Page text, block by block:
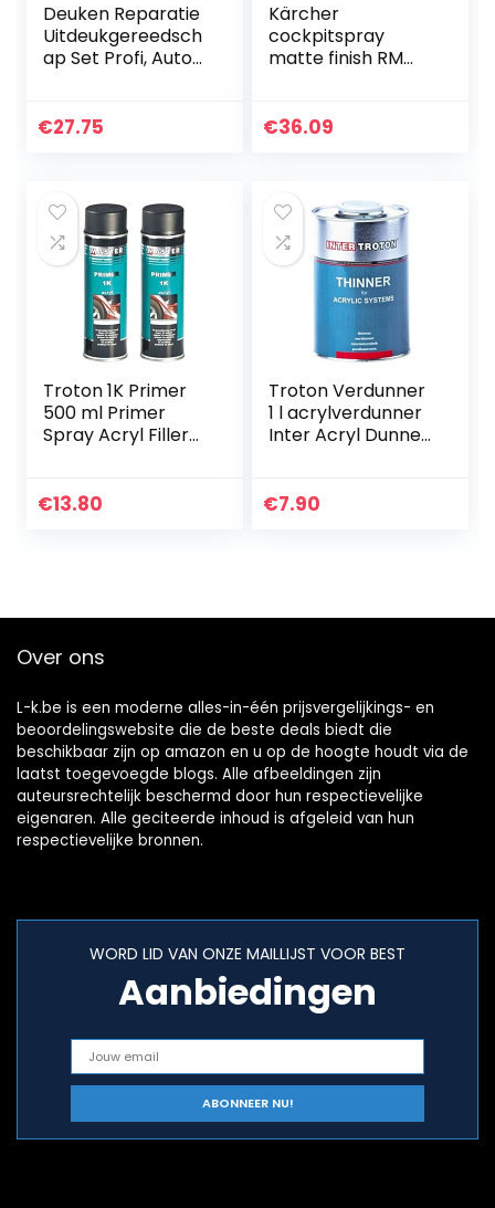
Deuken Reparatie
Uitdeukgereedsch
ap Set Profi, Auto
Verwijderen,
€27.75
Kärcher
cockpitspray
matte finish RM
kunststof en
€36.09
Troton 1K Primer
500 ml Primer
Spray Acryl Filler
Primer Spray Bak
€13.80
Troton Verdunner
1 l acrylverdunner
Inter Acryl Dunner
€7.90
Over ons
L-k.be is een moderne alles-in-één prijsvergelijkings- en
beoordelingswebsite die de beste deals biedt die
beschikbaar zijn op amazon en u op de hoogte houdt via de
laatst toegevoegde blogs. Alle afbeeldingen zijn
auteursrechtelijk beschermd door hun respectievelijke
eigenaren. Alle geciteerde inhoud is afgeleid van hun
respectievelijke bronnen.
WORD LID VAN ONZE MAILLIJST VOOR BEST
Aanbiedingen